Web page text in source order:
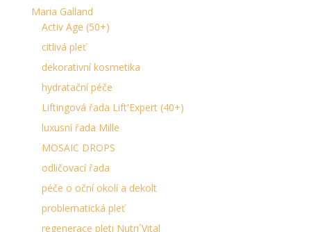
Maria Galland
Activ Age (50+)
citlivá pleť
dekorativní kosmetika
hydratační péče
Liftingová řada Lift'Expert (40+)
luxusní řada Mille
MOSAIC DROPS
odličovací řada
péče o oční okolí a dekolt
problematická pleť
regenerace pleti Nutri´Vital